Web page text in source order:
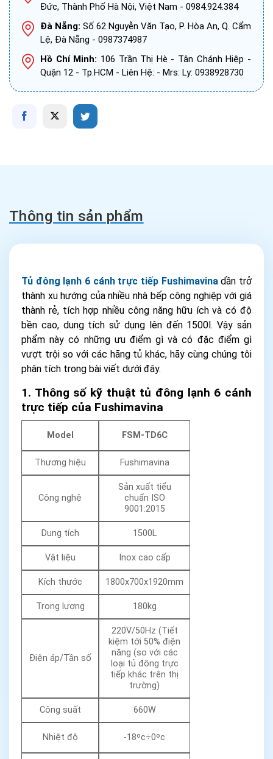
Đức, Thành Phố Hà Nội, Việt Nam - 0984.924.384
Đà Nẵng: Số 62 Nguyễn Văn Tạo, P. Hòa An, Q. Cẩm
Lệ, Đà Nẵng - 0987374987
Hồ Chí Minh: 106 Trần Thị Hè - Tân Chánh Hiệp -
Quận 12 - Tp.HCM - Liên Hệ: - Mrs: Ly: 0938928730
Thông tin sản phẩm
Tủ đông lạnh 6 cánh trực tiếp Fushimavinadần trở
thành xu hướng của nhiều nhà bếp công nghiệp với giá
thành rẻ, tích hợp nhiều công năng hữu ích và có độ
bền cao, dung tích sử dụng lên đến 1500l. Vậy sản
phẩm này có những ưu điểm gì và có đặc điểm gì
vượt trội so với các hãng tủ khác, hãy cùng chúng tôi
phân tích trong bài viết dưới đây.
1. Thông số kỹ thuật tủ đông lạnh 6 cánh
trực tiếp của Fushimavina
Model FSM-TD6C
Thương hiệu Fushimavina
Công nghệ
Sản xuất tiểu
chuẩn ISO
9001:2015
Dung tích 1500L
Vật liệu Inox cao cấp
Kích thước 1800x700x1920mm
Trọng lượng 180kg
Điện áp/Tần số
220V/50Hz (Tiết
kiệm tới 50% điện
năng (so với các
loại tủ đông trực
tiếp khác trên thị
trường)
Công suất 660W
Nhiệt độ -18ᵒc÷0ᵒc